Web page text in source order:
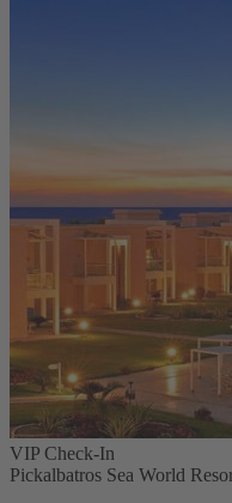
VIP Check-In
Pickalbatros Sea World